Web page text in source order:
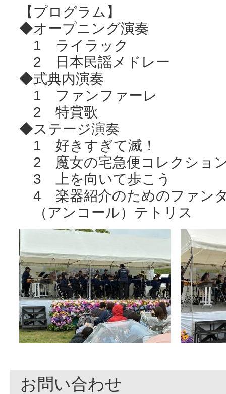
【プログラム】
◆オープニング演奏
1 ライラック
2 日本民謡メドレー
◆式典内演奏
1 ファンファーレ
2 特賞歌
◆ステージ演奏
1 好きすぎて滅！
2 魔女の宅急便コレクショ
3 上を向いて歩こう
4 楽器紹介のためのファン
（アンコール）テトリス
お問い合わせ